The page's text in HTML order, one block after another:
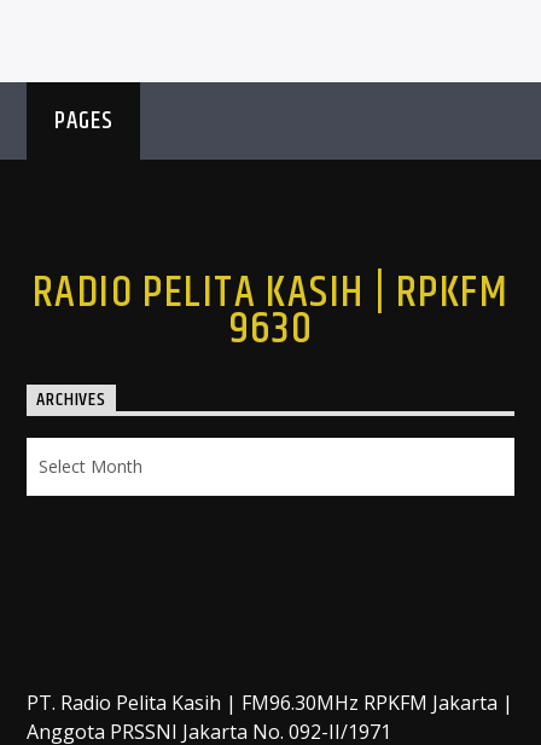
PAGES
RADIO PELITA KASIH | RPKFM
9630
ARCHIVES
PT. Radio Pelita Kasih | FM96.30MHz RPKFM Jakarta |
Anggota PRSSNI Jakarta No. 092-II/1971